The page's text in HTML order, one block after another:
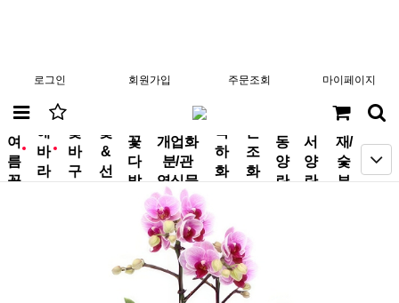
로그인 회원가입 주문조회 마이페이지
new
여
름
꽃
new
해
바
라
꽃
바
구
꽃
&
선
꽃
다
발
개업화
분/관
엽식물
축
하
화
근
조
화
동
양
란
서
양
란
분
재/
숯
부